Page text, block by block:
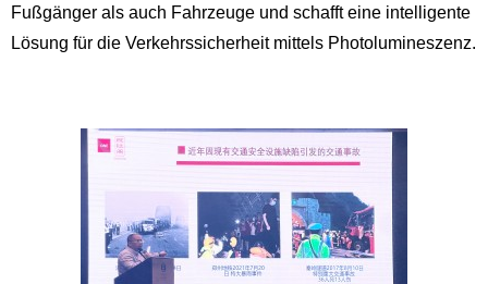
Fußgänger als auch Fahrzeuge und schafft eine intelligente
Lösung für die Verkehrssicherheit mittels Photolumineszenz.